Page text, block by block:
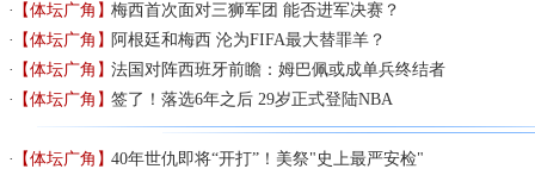
【体坛广角】梅西首次面对三狮军团 能否进军决赛？
【体坛广角】 阿根廷和梅西 沦为FIFA最大替罪羊？
【体坛广角】法国对阵西班牙前瞻：姆巴佩或成单兵终结者
【体坛广角】签了！落选6年之后 29岁正式登陆NBA
【体坛广角】40年世仇即将“开打”！美祭"史上最严安检"